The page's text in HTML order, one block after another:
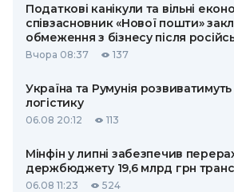
Податкові канікули та вільні
співзасновник «Нової пошти»
обмеження з бізнесу після
Вчора 08:37 137
Україна та Румунія
логістику
06.08 20:12 113
Мінфін у липні забезпечив
держбюджету 19,6 млрд грн
06.08 11:23 524